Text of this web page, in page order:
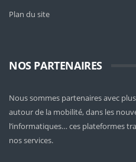
Plan du site
NOS PARTENAIRES
Nous sommes partenaires avec
autour de la mobilité, dans les
l’informatiques… ces plateformes
nos services.